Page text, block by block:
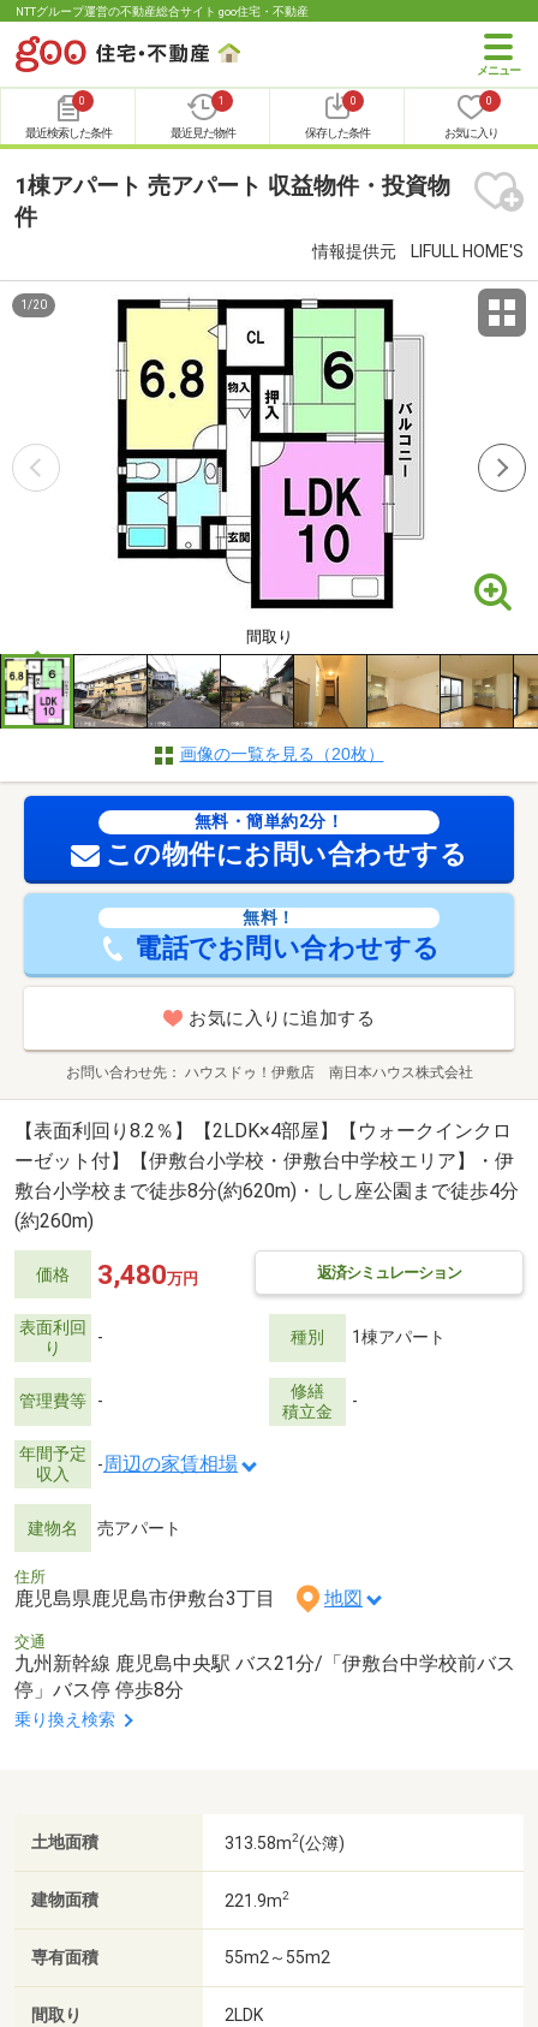
NTTグループ運営の不動産総合サイト goo住宅・不動産
0
最近検索した条件
1
最近見た物件
0
保存した条件
0
お気に入り
1棟アパート 売アパート 収益物件・投資物
件
情報提供元 LIFULL HOME'S
間取り
1 /20
画像の一覧を見る（20枚）
無料・簡単約2分！
この物件にお問い合わせする
無料！
電話でお問い合わせする
お気に入りに追加する
お問い合わせ先 ハウスドゥ！伊敷店 南日本ハウス株式会社
【表面利回り8.2％】【2LDK×4部屋】【ウォークインクロ
ーゼット付】【伊敷台小学校・伊敷台中学校エリア】・伊
敷台小学校まで徒歩8分(約620m)・しし座公園まで徒歩4分
(約260m)
価格 返済シミュレーション
3,480万円
表面利回
り
- 種別 1棟アパート
管理費等 -
修繕
積立金
-
年間予定
収入
-周辺の家賃相場
建物名 売アパート
住所
鹿児島県鹿児島市伊敷台3丁目 地図
交通
九州新幹線 鹿児島中央駅 バス21分/「伊敷台中学校前バス
停」バス停 停歩8分
乗り換え検索
土地面積 313.58m2(公簿)
建物面積 221.9m2
専有面積 55m2～55m2
間取り 2LDK